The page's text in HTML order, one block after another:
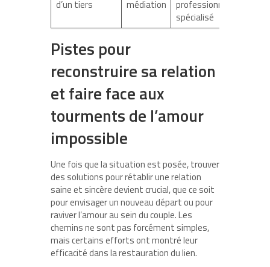
d’un tiers médiation
professionnel
spécialisé
Pistes pour
reconstruire sa relation
et faire face aux
tourments de l’amour
impossible
Une fois que la situation est posée, trouver
des solutions pour rétablir une relation
saine et sincère devient crucial, que ce soit
pour envisager un nouveau départ ou pour
raviver l’amour au sein du couple. Les
chemins ne sont pas forcément simples,
mais certains efforts ont montré leur
efficacité dans la restauration du lien.